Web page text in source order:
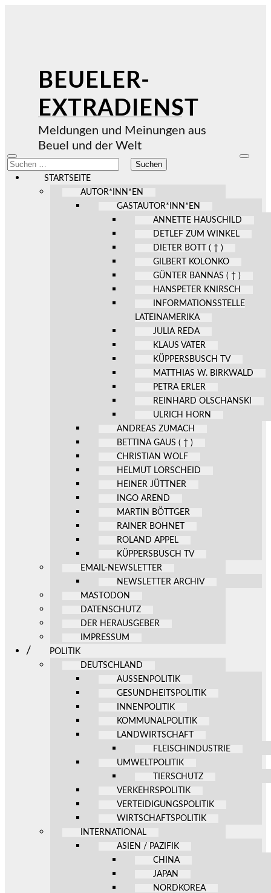
BEUELER-
EXTRADIENST
Meldungen und Meinungen aus
Beuel und der Welt
Mobile-
Menü
ein-/ausblenden
Suchen
nach:
STARTSEITE
AUTOR*INN*EN
GASTAUTOR*INN*EN
ANNETTE HAUSCHILD
DETLEF ZUM WINKEL
DIETER BOTT ( † )
GILBERT KOLONKO
GÜNTER BANNAS ( † )
HANSPETER KNIRSCH
INFORMATIONSSTELLE
LATEINAMERIKA
JULIA REDA
KLAUS VATER
KÜPPERSBUSCH TV
MATTHIAS W. BIRKWALD
PETRA ERLER
REINHARD OLSCHANSKI
ULRICH HORN
ANDREAS ZUMACH
BETTINA GAUS ( † )
CHRISTIAN WOLF
HELMUT LORSCHEID
HEINER JÜTTNER
INGO AREND
MARTIN BÖTTGER
RAINER BOHNET
ROLAND APPEL
KÜPPERSBUSCH TV
EMAIL-NEWSLETTER
NEWSLETTER ARCHIV
MASTODON
DATENSCHUTZ
DER HERAUSGEBER
IMPRESSUM
POLITIK
DEUTSCHLAND
AUSSENPOLITIK
GESUNDHEITSPOLITIK
INNENPOLITIK
KOMMUNALPOLITIK
LANDWIRTSCHAFT
FLEISCHINDUSTRIE
UMWELTPOLITIK
TIERSCHUTZ
VERKEHRSPOLITIK
VERTEIDIGUNGSPOLITIK
WIRTSCHAFTSPOLITIK
INTERNATIONAL
ASIEN / PAZIFIK
CHINA
JAPAN
NORDKOREA